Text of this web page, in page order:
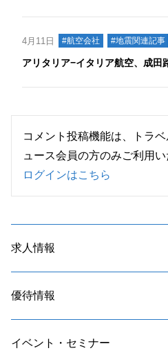
4月11日 #航空会社 #地震関連記事
アリタリア−イタリア航空、成田
コメント投稿機能は、トラ
ュース会員の方のみご利用い
ログインはこちら
求人情報
優待情報
イベント・セミナー